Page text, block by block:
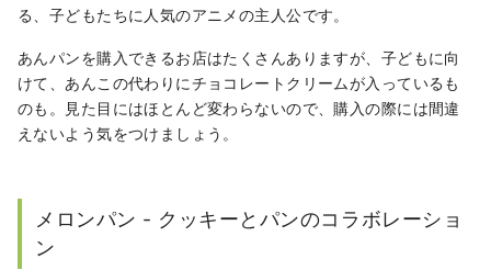
る、子どもたちに人気のアニメの主人公です。
あんパンを購入できるお店はたくさんありますが、子どもに向
けて、あんこの代わりにチョコレートクリームが入っているも
のも。見た目にはほとんど変わらないので、購入の際には間違
えないよう気をつけましょう。
メロンパン - クッキーとパンのコラボレーショ
ン